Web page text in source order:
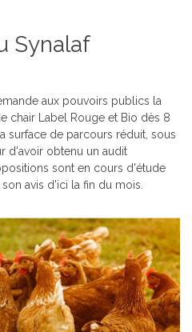
Synalaf
aux pouvoirs publics la
chair Label Rouge et Bio dès 8
surface de parcours réduit, sous
d'avoir obtenu un audit
sont en cours d'étude
avis d'ici la fin du mois.